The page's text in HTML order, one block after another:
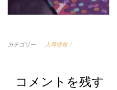
カテゴリー 入荷情報！
コメントを残す